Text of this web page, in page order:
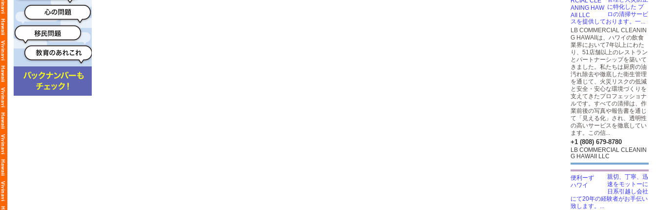
に特化した プ
ロの清掃サービ
スを提供しております。一...
LB COMMERCIAL CLEANIN
G HAWAIIは、ハワイの飲食
業界において7年以上にわた
り、51店舗以上のレストラン
とパートナーシップを築いて
きました。私たちは厨房の油
汚れ除去や徹底した衛生管理
を通じて、火災リスクの低減
と安全・安心な環境づくりを
支えてきたプロフェッショナ
ルです。すべての清掃は、作
業前後の写真や報告書を通じ
て「見える化」され、透明性
の高いサービスを徹底してい
ます。この信...
+1 (808) 679-8780
LB COMMERCIAL CLEANIN
G HAWAII LLC
親切、丁寧、迅
速をモットーに
日系引越し会社
にて20年の経験者がお手伝い
致します。...